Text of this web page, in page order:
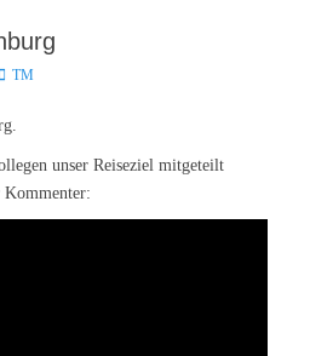
Autor
TM
unser Reiseziel mitgeteilt
Kommenter: